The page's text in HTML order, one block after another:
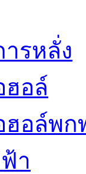
รหลั่ง
ฮอล์
ฮอล์พก
า